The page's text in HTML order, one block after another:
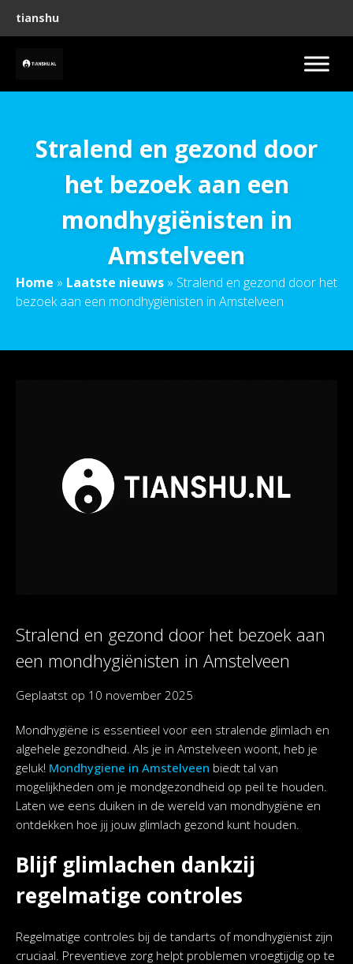
tianshu
Stralend en gezond door
het bezoek aan een
mondhygiënisten in
Amstelveen
Home » Laatste nieuws » Stralend en gezond door het
bezoek aan een mondhygiënisten in Amstelveen
Stralend en gezond door het bezoek aan
een mondhygiënisten in Amstelveen
Geplaatst op 10 november 2025
Mondhygiëne is essentieel voor een stralende glimlach en
algehele gezondheid. Als je in Amstelveen woont, heb je
geluk! Mondhygiene in Amstelveen biedt tal van
mogelijkheden om je mondgezondheid op peil te houden.
Laten we eens duiken in de wereld van mondhygiëne en
ontdekken hoe jij jouw glimlach gezond kunt houden.
Blijf glimlachen dankzij
regelmatige controles
Regelmatige controles bij de tandarts of mondhygiënist zijn
cruciaal. Preventieve zorg helpt problemen vroegtijdig op te